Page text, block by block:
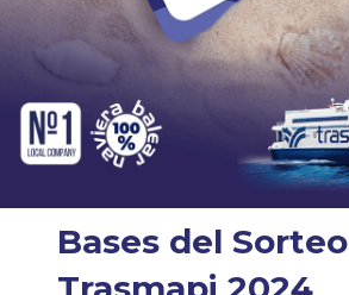
Bases del Sorteo